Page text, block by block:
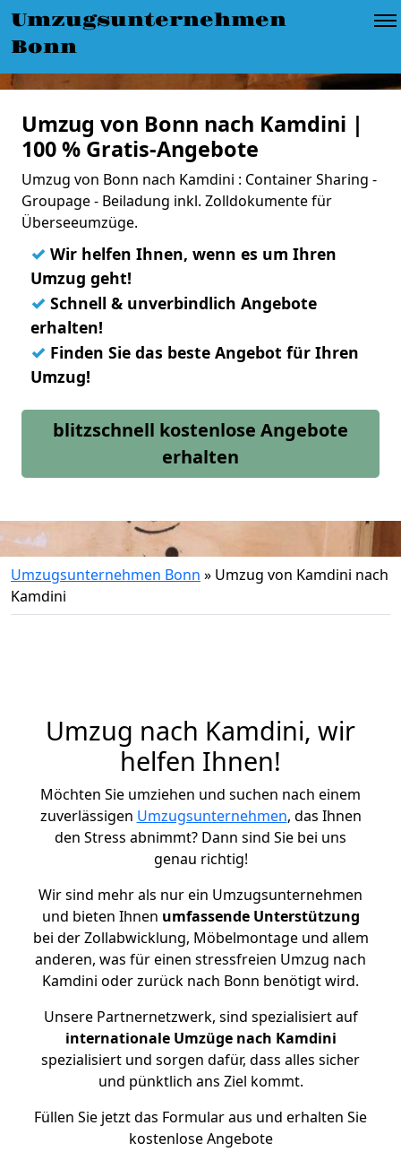
Umzugsunternehmen
Bonn
Umzug von Bonn nach Kamdini |
100 % Gratis-Angebote
Umzug von Bonn nach Kamdini : Container Sharing -
Groupage - Beiladung inkl. Zolldokumente für
Überseeumzüge.
✓ Wir helfen Ihnen, wenn es um Ihren
Umzug geht!
✓ Schnell & unverbindlich Angebote
erhalten!
✓ Finden Sie das beste Angebot für Ihren
Umzug!
blitzschnell kostenlose Angebote
erhalten
Umzugsunternehmen Bonn » Umzug von Kamdini nach
Kamdini
Umzug nach Kamdini, wir
helfen Ihnen!
Möchten Sie umziehen und suchen nach einem
zuverlässigen Umzugsunternehmen, das Ihnen
den Stress abnimmt? Dann sind Sie bei uns
genau richtig!
Wir sind mehr als nur ein Umzugsunternehmen
und bieten Ihnen umfassende Unterstützung
bei der Zollabwicklung, Möbelmontage und allem
anderen, was für einen stressfreien Umzug nach
Kamdini oder zurück nach Bonn benötigt wird.
Unsere Partnernetzwerk, sind spezialisiert auf
internationale Umzüge nach Kamdini
spezialisiert und sorgen dafür, dass alles sicher
und pünktlich ans Ziel kommt.
Füllen Sie jetzt das Formular aus und erhalten Sie
kostenlose Angebote